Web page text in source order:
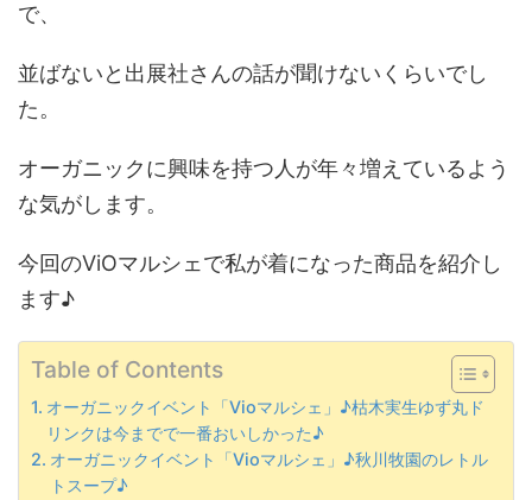
で、
並ばないと出展社さんの話が聞けないくらいでし
た。
オーガニックに興味を持つ人が年々増えているよう
な気がします。
今回のViOマルシェで私が着になった商品を紹介し
ます♪
Table of Contents
オーガニックイベント「Vioマルシェ」♪枯木実生ゆず丸ド
リンクは今までで一番おいしかった♪
オーガニックイベント「Vioマルシェ」♪秋川牧園のレトル
トスープ♪